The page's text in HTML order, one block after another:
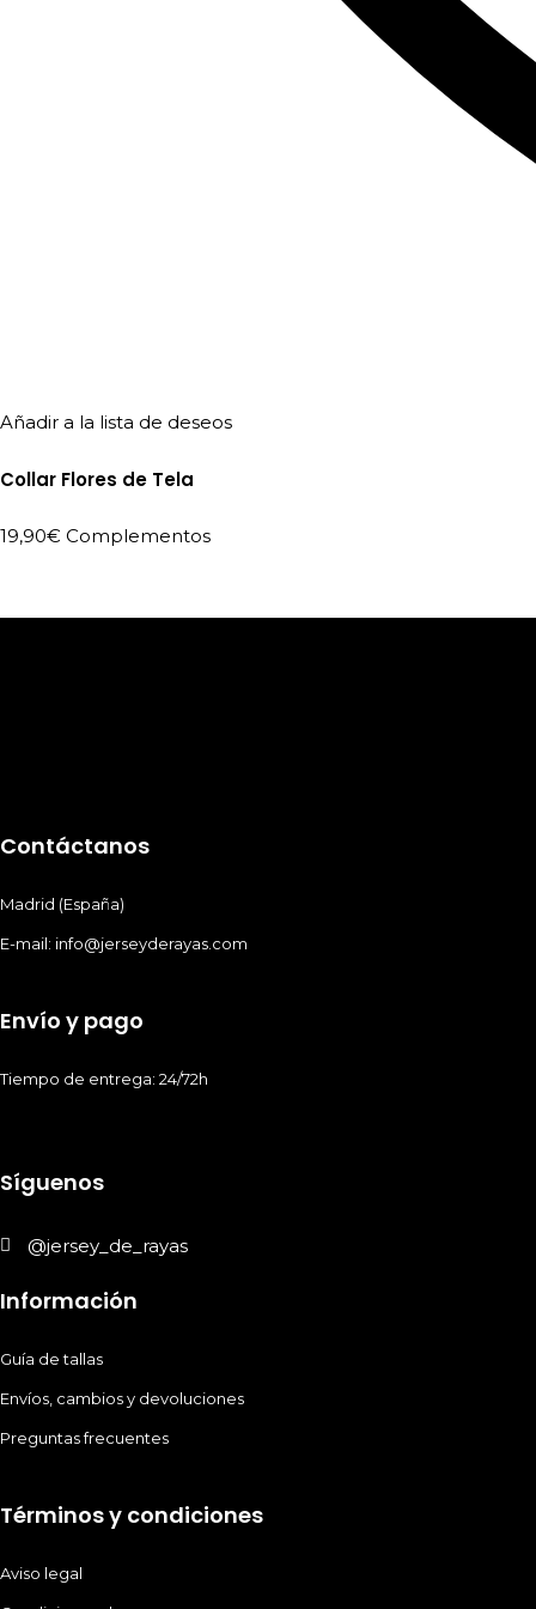
Añadir a la lista de deseos
Collar Flores de Tela
19,90€ Complementos
Contáctanos
Madrid (España)
E-mail: info@jerseyderayas.com
Envío y pago
Tiempo de entrega: 24/72h
Síguenos
@jersey_de_rayas
Información
Guía de tallas
Envíos, cambios y devoluciones
Preguntas frecuentes
Términos y condiciones
Aviso legal